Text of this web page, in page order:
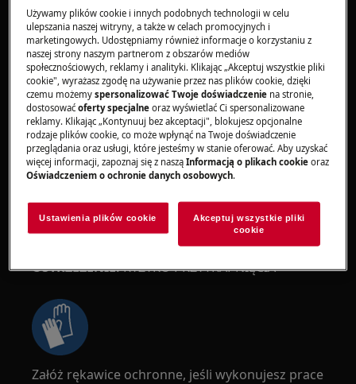
OSTRZEŻENIE!RYZYKO USZKODZENIA OKA
Załóż okulary ochronne, jeśli wykonujesz prace
konserwacyjne lub naprawcze związane ze
sprężynami.
OSTRZEŻENIE!RYZYKO PRZYTRAPNIĘCIA
Załóż rękawice ochronne, jeśli wykonujesz prace
Używamy plików cookie i innych podobnych technologii w celu
ulepszania naszej witryny, a także w celach promocyjnych i
marketingowych. Udostępniamy również informacje o korzystaniu z
naszej strony naszym partnerom z obszarów mediów
społecznościowych, reklamy i analityki. Klikając „Akceptuj wszystkie pliki
cookie", wyrażasz zgodę na używanie przez nas plików cookie, dzięki
czemu możemyspersonalizować Twoje doświadczenie na stronie,
dostosowaćoferty specjalne oraz wyświetlać Ci spersonalizowane
reklamy. Klikając „Kontynuuj bez akceptacji", blokujesz opcjonalne
rodzaje plików cookie, co może wpłynąć na Twoje doświadczenie
przeglądania oraz usługi, które jesteśmy w stanie oferować. Aby uzyskać
więcej informacji, zapoznaj się z nasząInformacją o plikach cookie oraz
Oświadczeniem o ochronie danych osobowych.
Ustawienia plików cookie
Akceptuj wszystkie pliki
cookie